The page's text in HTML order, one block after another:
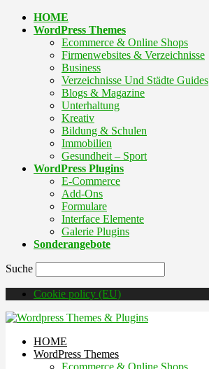
HOME
WordPress Themes
Ecommerce & Online Shops
Firmenwebsites & Verzeichnisse
Business
Verzeichnisse Und Städte Guides
Blogs & Magazine
Unterhaltung
Kreativ
Bildung & Schulen
Immobilien
Gesundheit – Sport
WordPress Plugins
E-Commerce
Add-Ons
Formulare
Interface Elemente
Galerie Plugins
Sonderangebote
Suche
Cookie policy (EU)
HOME
WordPress Themes
Ecommerce & Online Shops